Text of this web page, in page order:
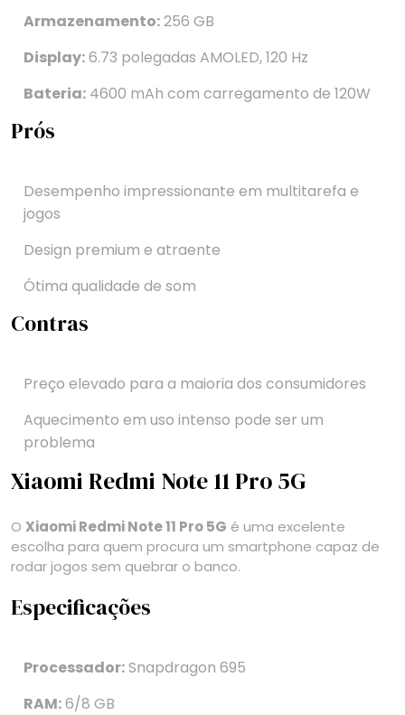
Armazenamento:256 GB
Display:6.73 polegadas AMOLED, 120 Hz
Bateria: 4600 mAh com carregamento de 120W
Prós
Desempenho impressionante em multitarefa e
jogos
Design premium e atraente
Ótima qualidade de som
Contras
Preço elevado para a maioria dos consumidores
Aquecimento em uso intenso pode ser um
problema
Xiaomi Redmi Note 11 Pro 5G
O Xiaomi Redmi Note 11 Pro 5G é uma excelente
escolha para quem procura um smartphone capaz de
rodar jogos sem quebrar o banco.
Especificações
Processador:Snapdragon 695
RAM:6/8 GB